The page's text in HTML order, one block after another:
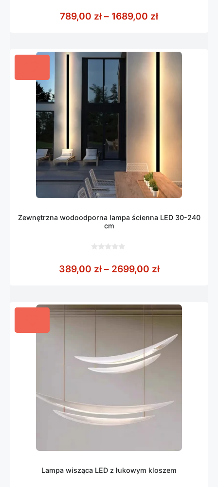
5
789,00 zł – 1689,00 złZakres cen:
Zewnętrzna wodoodporna lampa ścienna LED 30-240
cm
5
389,00 zł – 2699,00 złZakres cen:
Lampa wisząca LED z łukowym kloszem